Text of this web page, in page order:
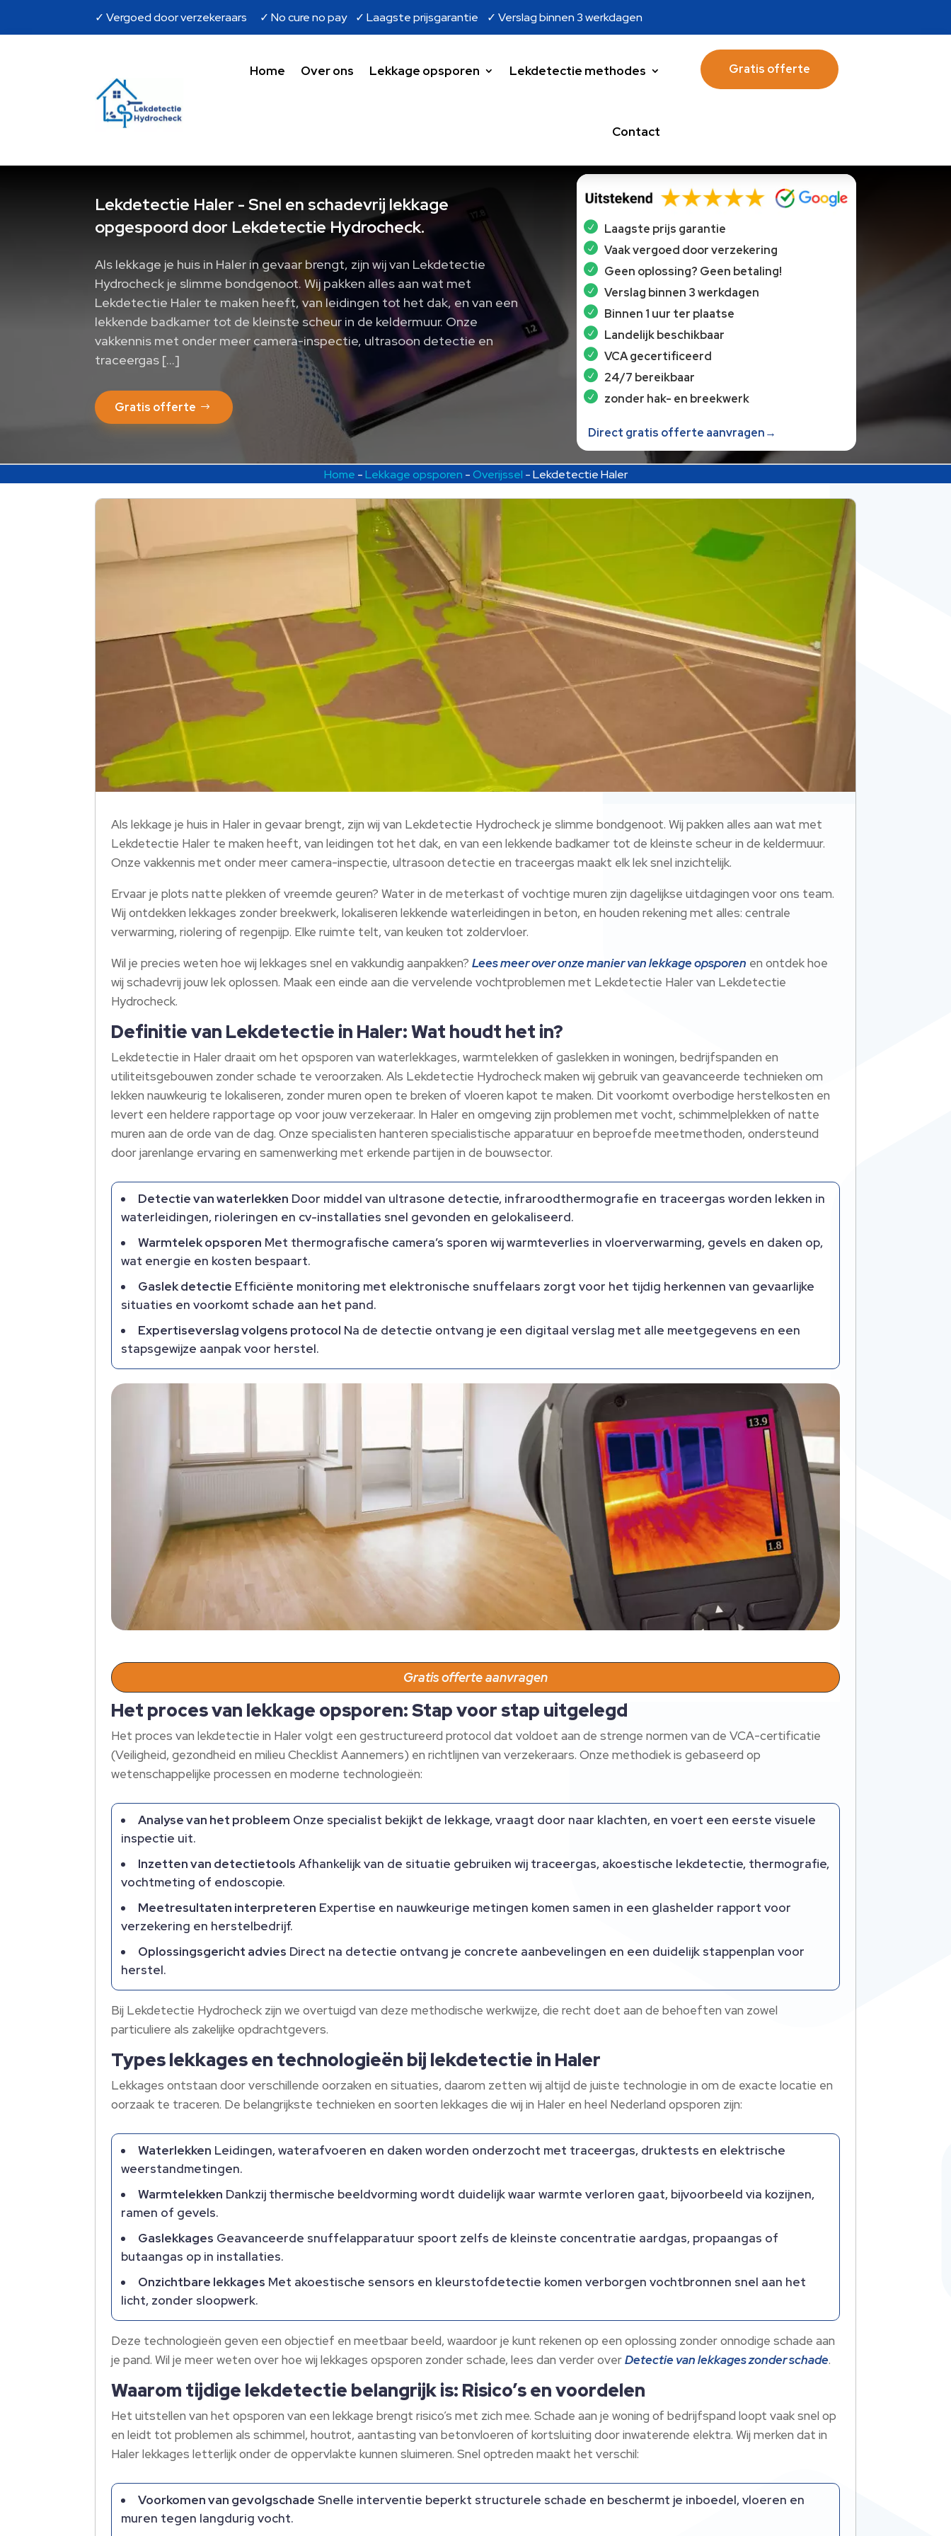
✓ Vergoed door verzekeraars ✓ No cure no pay ✓ Laagste prijsgarantie ✓ Verslag binnen 3 werkdagen
Home Over ons Lekkage opsporen Lekdetectie methodes
Contact
Gratis offerte
Lekdetectie Haler - Snel en schadevrij lekkage
opgespoord door Lekdetectie Hydrocheck.
Als lekkage je huis in Haler in gevaar brengt, zijn wij van Lekdetectie
Hydrocheck je slimme bondgenoot. Wij pakken alles aan wat met
Lekdetectie Haler te maken heeft, van leidingen tot het dak, en van een
lekkende badkamer tot de kleinste scheur in de keldermuur. Onze
vakkennis met onder meer camera-inspectie, ultrasoon detectie en
traceergas […]
Gratis offerte
Laagste prijs garantie
Vaak vergoed door verzekering
Geen oplossing? Geen betaling!
Verslag binnen 3 werkdagen
Binnen 1 uur ter plaatse
Landelijk beschikbaar
VCA gecertificeerd
24/7 bereikbaar
zonder hak- en breekwerk
Direct gratis offerte aanvragen→
Home -Lekkage opsporen -Overijssel -Lekdetectie Haler
Als lekkage je huis in Haler in gevaar brengt, zijn wij van Lekdetectie Hydrocheck je slimme bondgenoot. Wij pakken alles aan wat met
Lekdetectie Haler te maken heeft, van leidingen tot het dak, en van een lekkende badkamer tot de kleinste scheur in de keldermuur.
Onze vakkennis met onder meer camera-inspectie, ultrasoon detectie en traceergas maakt elk lek snel inzichtelijk.
Ervaar je plots natte plekken of vreemde geuren? Water in de meterkast of vochtige muren zijn dagelijkse uitdagingen voor ons team.
Wij ontdekken lekkages zonder breekwerk, lokaliseren lekkende waterleidingen in beton, en houden rekening met alles: centrale
verwarming, riolering of regenpijp. Elke ruimte telt, van keuken tot zoldervloer.
Wil je precies weten hoe wij lekkages snel en vakkundig aanpakken?Lees meer over onze manier van lekkage opsporen en ontdek hoe
wij schadevrij jouw lek oplossen. Maak een einde aan die vervelende vochtproblemen met Lekdetectie Haler van Lekdetectie
Hydrocheck.
Definitie van Lekdetectie in Haler: Wat houdt het in?
Lekdetectie in Haler draait om het opsporen van waterlekkages, warmtelekken of gaslekken in woningen, bedrijfspanden en
utiliteitsgebouwen zonder schade te veroorzaken. Als Lekdetectie Hydrocheck maken wij gebruik van geavanceerde technieken om
lekken nauwkeurig te lokaliseren, zonder muren open te breken of vloeren kapot te maken. Dit voorkomt overbodige herstelkosten en
levert een heldere rapportage op voor jouw verzekeraar. In Haler en omgeving zijn problemen met vocht, schimmelplekken of natte
muren aan de orde van de dag. Onze specialisten hanteren specialistische apparatuur en beproefde meetmethoden, ondersteund
door jarenlange ervaring en samenwerking met erkende partijen in de bouwsector.
Detectie van waterlekken Door middel van ultrasone detectie, infraroodthermografie en traceergas worden lekken in
waterleidingen, rioleringen en cv-installaties snel gevonden en gelokaliseerd.
Warmtelek opsporen Met thermografische camera’s sporen wij warmteverlies in vloerverwarming, gevels en daken op,
wat energie en kosten bespaart.
Gaslek detectie Efficiënte monitoring met elektronische snuffelaars zorgt voor het tijdig herkennen van gevaarlijke
situaties en voorkomt schade aan het pand.
Expertiseverslag volgens protocol Na de detectie ontvang je een digitaal verslag met alle meetgegevens en een
stapsgewijze aanpak voor herstel.
Gratis offerte aanvragen
Het proces van lekkage opsporen: Stap voor stap uitgelegd
Het proces van lekdetectie in Haler volgt een gestructureerd protocol dat voldoet aan de strenge normen van de VCA-certificatie
(Veiligheid, gezondheid en milieu Checklist Aannemers) en richtlijnen van verzekeraars. Onze methodiek is gebaseerd op
wetenschappelijke processen en moderne technologieën:
Analyse van het probleem Onze specialist bekijkt de lekkage, vraagt door naar klachten, en voert een eerste visuele
inspectie uit.
Inzetten van detectietools Afhankelijk van de situatie gebruiken wij traceergas, akoestische lekdetectie, thermografie,
vochtmeting of endoscopie.
Meetresultaten interpreteren Expertise en nauwkeurige metingen komen samen in een glashelder rapport voor
verzekering en herstelbedrijf.
Oplossingsgericht advies Direct na detectie ontvang je concrete aanbevelingen en een duidelijk stappenplan voor
herstel.
Bij Lekdetectie Hydrocheck zijn we overtuigd van deze methodische werkwijze, die recht doet aan de behoeften van zowel
particuliere als zakelijke opdrachtgevers.
Types lekkages en technologieën bij lekdetectie in Haler
Lekkages ontstaan door verschillende oorzaken en situaties, daarom zetten wij altijd de juiste technologie in om de exacte locatie en
oorzaak te traceren. De belangrijkste technieken en soorten lekkages die wij in Haler en heel Nederland opsporen zijn:
Waterlekken Leidingen, waterafvoeren en daken worden onderzocht met traceergas, druktests en elektrische
weerstandmetingen.
Warmtelekken Dankzij thermische beeldvorming wordt duidelijk waar warmte verloren gaat, bijvoorbeeld via kozijnen,
ramen of gevels.
Gaslekkages Geavanceerde snuffelapparatuur spoort zelfs de kleinste concentratie aardgas, propaangas of
butaangas op in installaties.
Onzichtbare lekkages Met akoestische sensors en kleurstofdetectie komen verborgen vochtbronnen snel aan het
licht, zonder sloopwerk.
Deze technologieën geven een objectief en meetbaar beeld, waardoor je kunt rekenen op een oplossing zonder onnodige schade aan
je pand. Wil je meer weten over hoe wij lekkages opsporen zonder schade, lees dan verder overDetectie van lekkages zonder schade.
Waarom tijdige lekdetectie belangrijk is: Risico’s en voordelen
Het uitstellen van het opsporen van een lekkage brengt risico’s met zich mee. Schade aan je woning of bedrijfspand loopt vaak snel op
en leidt tot problemen als schimmel, houtrot, aantasting van betonvloeren of kortsluiting door inwaterende elektra. Wij merken dat in
Haler lekkages letterlijk onder de oppervlakte kunnen sluimeren. Snel optreden maakt het verschil:
Voorkomen van gevolgschade Snelle interventie beperkt structurele schade en beschermt je inboedel, vloeren en
muren tegen langdurig vocht.